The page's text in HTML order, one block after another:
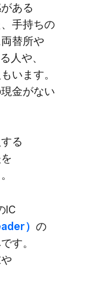
ある​
手持ちの​
替所や​
人や、​
います。​
金が​ない​
る​
​IC
） の​
す。​